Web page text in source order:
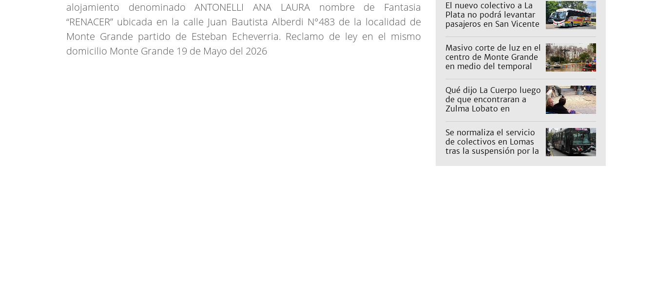
alojamiento denominado ANTONELLI ANA LAURA nombre de Fantasia
“RENACER” ubicada en la calle Juan Bautista Alberdi N°483 de la localidad de
Monte Grande partido de Esteban Echeverria. Reclamo de ley en el mismo
domicilio Monte Grande 19 de Mayo del 2026
El nuevo colectivo a La
Plata no podrá levantar
pasajeros en San Vicente
Masivo corte de luz en el
centro de Monte Grande
en medio del temporal
Qué dijo La Cuerpo luego
de que encontraran a
Zulma Lobato en
Se normaliza el servicio
de colectivos en Lomas
tras la suspensión por la